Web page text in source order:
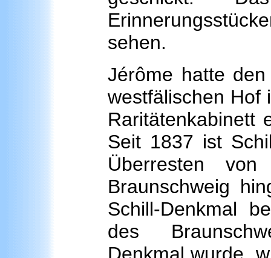
sehen.
Jérôme hatte
westfälischen Hof
Raritätenkabinett
Seit 1837 ist
Überresten
Braunschweig
Schill-Denkmal
des